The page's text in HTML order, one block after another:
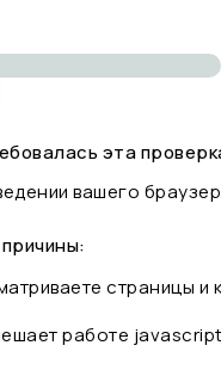
эта
вашего
страницы
работе